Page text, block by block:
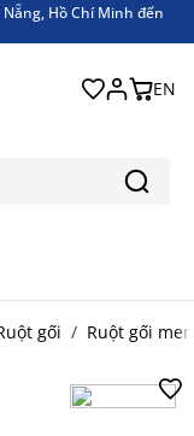
Hồ Chí Minh đến
EN
gối / Ruột gối